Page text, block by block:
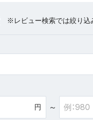
※レビュー検索では絞り込
～